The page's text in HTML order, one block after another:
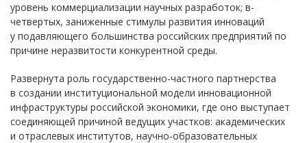
уровень коммерциализации научных разработок; в-
четвертых, заниженные стимулы развития инноваций
у подавляющего большинства российских предприятий по
причине неразвитости конкурентной среды.
Развернута роль государственно-частного партнерства
в создании институциональной модели инновационной
инфраструктуры российской экономики, где оно выступает
соединяющей причиной ведущих участков: академических
и отраслевых институтов, научно-образовательных